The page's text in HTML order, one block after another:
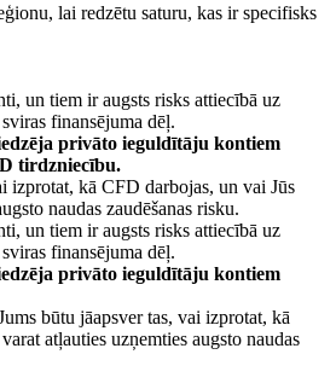
lai redzētu saturu, kas ir specifisks
un tiem ir augsts risks attiecībā uz
finansējuma dēļ.
privāto ieguldītāju kontiem
tirdzniecību.
izprotat, kā CFD darbojas, un vai Jūs
naudas zaudēšanas risku.
un tiem ir augsts risks attiecībā uz
finansējuma dēļ.
privāto ieguldītāju kontiem
būtu jāapsver tas, vai izprotat, kā
atļauties uzņemties augsto naudas